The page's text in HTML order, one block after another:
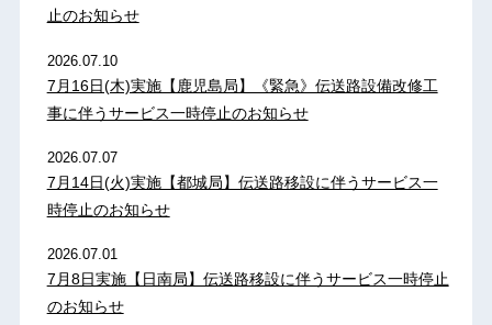
止のお知らせ
2026.07.10
7月16日(木)実施【鹿児島局】《緊急》伝送路設備改修工
事に伴うサービス一時停止のお知らせ
2026.07.07
7月14日(火)実施【都城局】伝送路移設に伴うサービス一
時停止のお知らせ
2026.07.01
7月8日実施【日南局】伝送路移設に伴うサービス一時停止
のお知らせ